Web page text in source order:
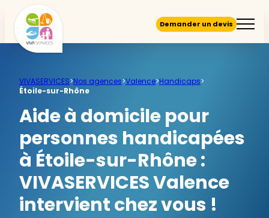
Demander un devis
VIVASERVICES>Nos agences>Valence>Handicaps>
Étoile-sur-Rhône
Aide à domicile pour
personnes handicapées
à Étoile-sur-Rhône :
VIVASERVICES Valence
intervient chez vous !